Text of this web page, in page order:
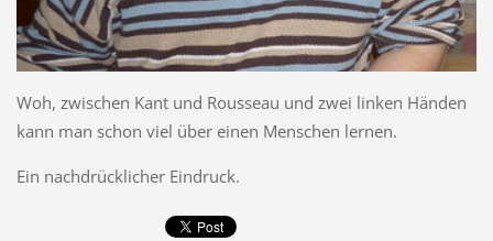
Woh, zwischen Kant und Rousseau und zwei linken Händen
kann man schon viel über einen Menschen lernen.
Ein nachdrücklicher Eindruck.